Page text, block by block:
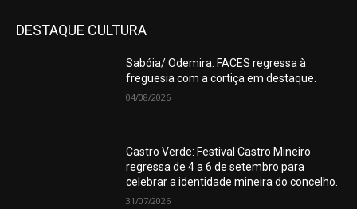
DESTAQUE CULTURA
Sabóia/ Odemira: FACES regressa à
freguesia com a cortiça em destaque.
04/08/2026
Castro Verde: Festival Castro Mineiro
regressa de 4 a 6 de setembro para
celebrar a identidade mineira do concelho.
31/07/2026